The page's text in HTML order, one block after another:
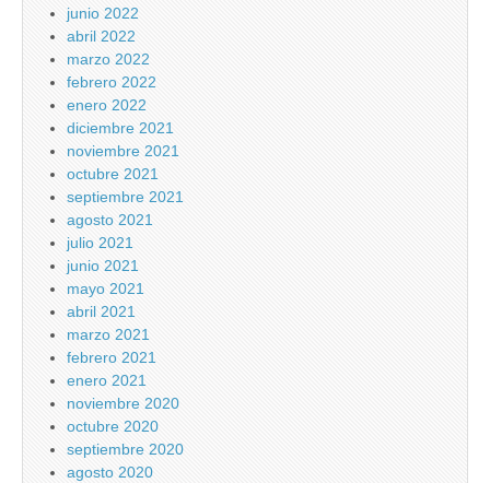
junio 2022
abril 2022
marzo 2022
febrero 2022
enero 2022
diciembre 2021
noviembre 2021
octubre 2021
septiembre 2021
agosto 2021
julio 2021
junio 2021
mayo 2021
abril 2021
marzo 2021
febrero 2021
enero 2021
noviembre 2020
octubre 2020
septiembre 2020
agosto 2020